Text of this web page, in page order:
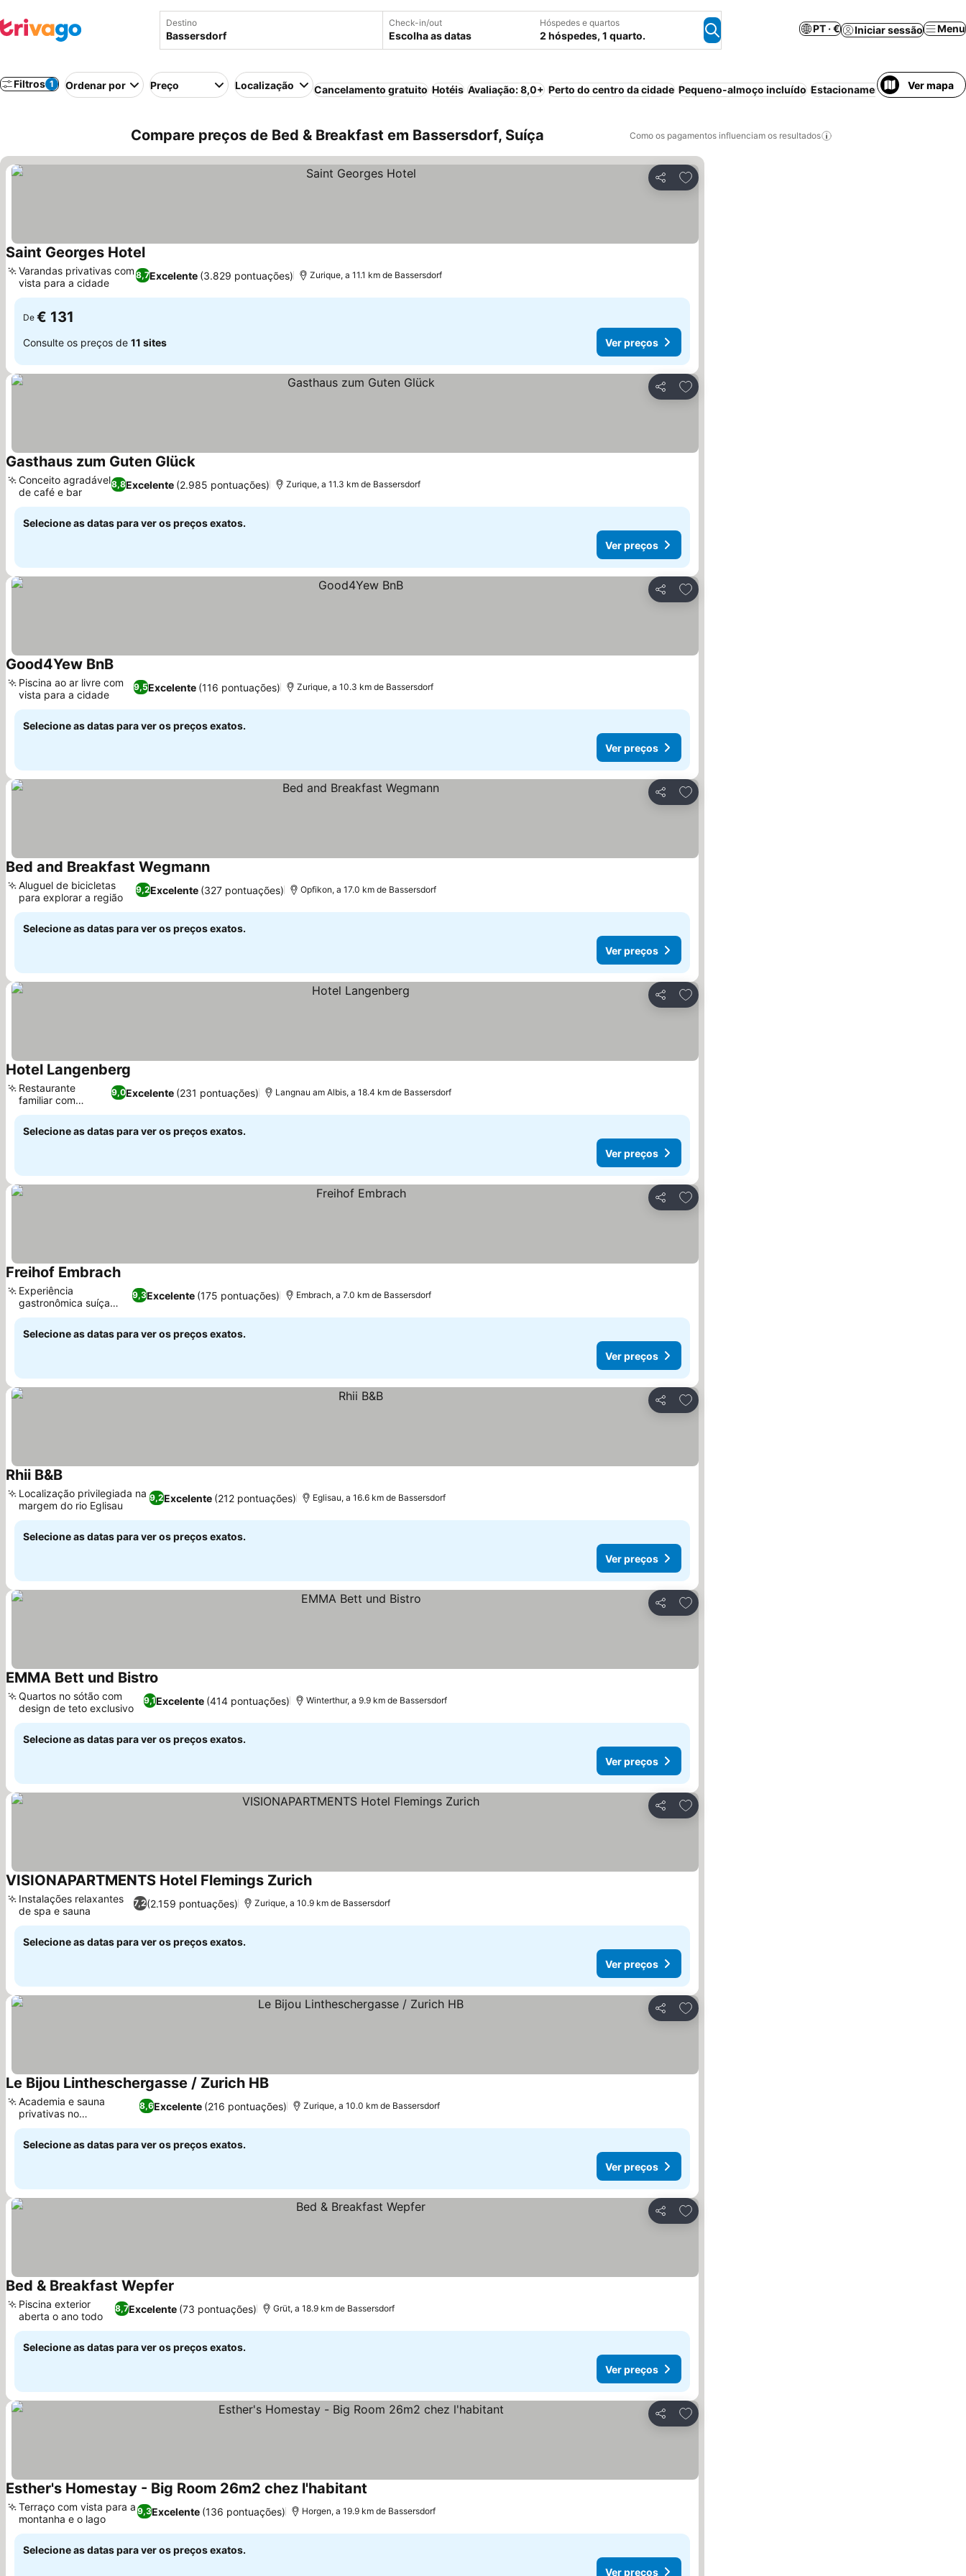
Destino Check-in/out
Escolha as datas
Hóspedes e quartos
2 hóspedes, 1 quarto.
PT · € Iniciar sessão Menu
Filtros 1 Ordenar por Preço Localização Cancelamento gratuito Hotéis Avaliação: 8,0+ Perto do centro da cidade Pequeno-almoço incluído Estacionamento Ver mapa
Compare preços de Bed & Breakfast em Bassersdorf, Suíça Como os pagamentos influenciam os resultados
Partilhar
Adicionar aos favoritos
Saint Georges Hotel
8,7Excelente (3.829 pontuações)
Varandas privativas com
vista para a cidade
Zurique, a 11.1 km de Bassersdorf
De € 131
Consulte os preços de 11 sites Ver preços
Partilhar
Adicionar aos favoritos
Gasthaus zum Guten Glück
8,8Excelente (2.985 pontuações)
Conceito agradável
de café e bar
Zurique, a 11.3 km de Bassersdorf
Selecione as datas para ver os preços exatos.
Ver preços
Partilhar
Adicionar aos favoritos
Good4Yew BnB
9,5Excelente (116 pontuações)
Piscina ao ar livre com
vista para a cidade
Zurique, a 10.3 km de Bassersdorf
Selecione as datas para ver os preços exatos.
Ver preços
Partilhar
Adicionar aos favoritos
Bed and Breakfast Wegmann
9,2Excelente (327 pontuações)
Aluguel de bicicletas
para explorar a região
Opfikon, a 17.0 km de Bassersdorf
Selecione as datas para ver os preços exatos.
Ver preços
Partilhar
Adicionar aos favoritos
Hotel Langenberg
9,0Excelente (231 pontuações)
Restaurante
familiar com
terraço
Langnau am Albis, a 18.4 km de Bassersdorf
Selecione as datas para ver os preços exatos.
Ver preços
Partilhar
Adicionar aos favoritos
Freihof Embrach
9,3Excelente (175 pontuações)
Experiência
gastronômica suíça
autêntica
Embrach, a 7.0 km de Bassersdorf
Selecione as datas para ver os preços exatos.
Ver preços
Partilhar
Adicionar aos favoritos
Rhii B&B
9,2Excelente (212 pontuações)
Localização privilegiada na
margem do rio Eglisau
Eglisau, a 16.6 km de Bassersdorf
Selecione as datas para ver os preços exatos.
Ver preços
Partilhar
Adicionar aos favoritos
EMMA Bett und Bistro
9,1Excelente (414 pontuações)
Quartos no sótão com
design de teto exclusivo
Winterthur, a 9.9 km de Bassersdorf
Selecione as datas para ver os preços exatos.
Ver preços
Partilhar
Adicionar aos favoritos
VISIONAPARTMENTS Hotel Flemings Zurich
7,2(2.159 pontuações)
Instalações relaxantes
de spa e sauna
Zurique, a 10.9 km de Bassersdorf
Selecione as datas para ver os preços exatos.
Ver preços
Partilhar
Adicionar aos favoritos
Le Bijou Lintheschergasse / Zurich HB
8,6Excelente (216 pontuações)
Academia e sauna
privativas no
apartamento
Zurique, a 10.0 km de Bassersdorf
Selecione as datas para ver os preços exatos.
Ver preços
Partilhar
Adicionar aos favoritos
Bed & Breakfast Wepfer
8,7Excelente (73 pontuações)
Piscina exterior
aberta o ano todo
Grüt, a 18.9 km de Bassersdorf
Selecione as datas para ver os preços exatos.
Ver preços
Partilhar
Adicionar aos favoritos
Esther's Homestay - Big Room 26m2 chez l'habitant
9,3Excelente (136 pontuações)
Terraço com vista para a
montanha e o lago
Horgen, a 19.9 km de Bassersdorf
Selecione as datas para ver os preços exatos.
Ver preços